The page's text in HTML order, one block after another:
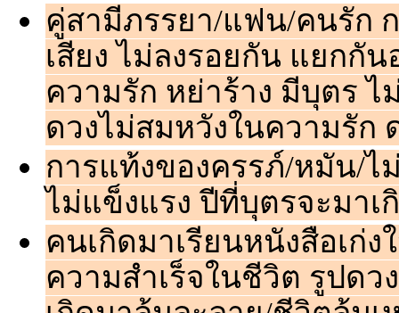
คู่สามีภรรยา/แฟน/คนรัก
เสียง ไม่ลงรอยกัน แยกกั
ความรัก หย่าร้าง มีบุตร
ดวงไม่สมหวังในความรัก
การแท้งของครรภ์/หมัน/ไ
ไม่แข็งแรง ปีที่บุตรจะมาเ
คนเกิดมาเรียนหนังสือเก่ง
ความสำเร็จในชีวิต รูปดว